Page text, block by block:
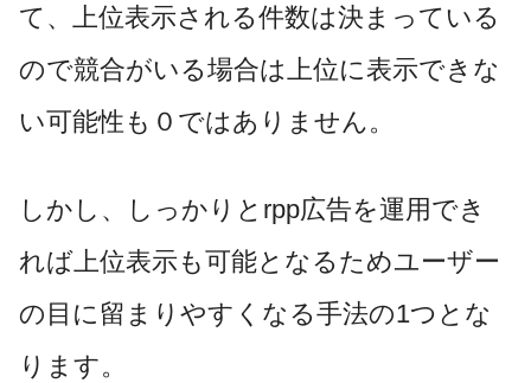
て、上位表示される件数は決まっている
ので競合がいる場合は上位に表示できな
い可能性も０ではありません。
しかし、しっかりと rpp広告を運用でき
れば上位表示も可能となるためユーザー
の目に留まりやすくなる手法の1つとな
ります。